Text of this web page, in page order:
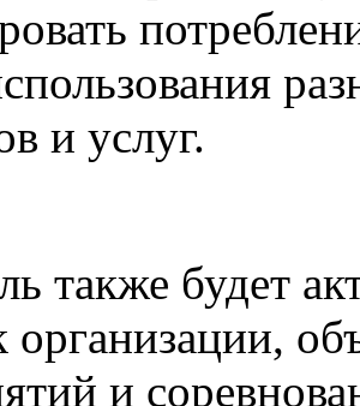
и услуг.
также будет
организации,
и